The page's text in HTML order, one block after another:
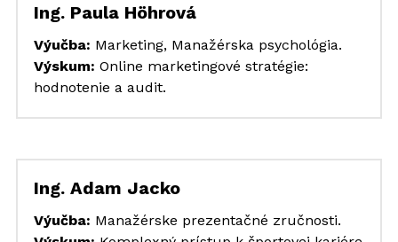
Ing. Paula Höhrová
Výučba: Marketing, Manažérska psychológia.
Výskum: Online marketingové stratégie:
hodnotenie a audit.
Ing. Adam Jacko
Výučba: Manažérske prezentačné zručnosti.